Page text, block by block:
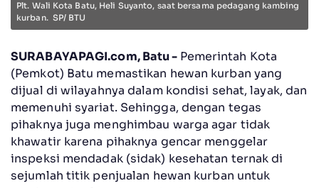
Plt. Wali Kota Batu, Heli Suyanto, saat bersama pedagang kambing
kurban. SP/ BTU
SURABAYAPAGI.com, Batu - Pemerintah Kota
(Pemkot) Batu memastikan hewan kurban yang
dijual di wilayahnya dalam kondisi sehat, layak, dan
memenuhi syariat. Sehingga, dengan tegas
pihaknya juga menghimbau warga agar tidak
khawatir karena pihaknya gencar menggelar
inspeksi mendadak (sidak) kesehatan ternak di
sejumlah titik penjualan hewan kurban untuk